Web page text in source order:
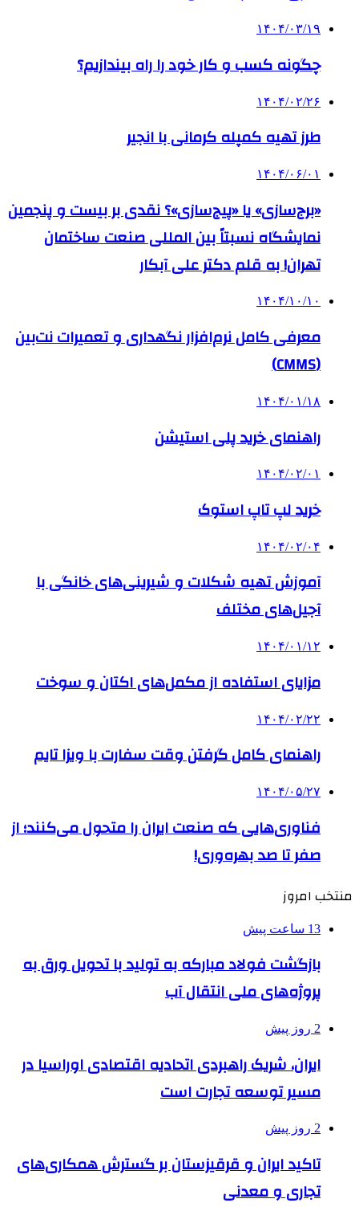
۱۴۰۴/۰۳/۱۹
چگونه کسب و کار خود را راه بیندازیم؟
۱۴۰۴/۰۲/۲۶
طرز تهیه کمپله کرمانی با انجیر
۱۴۰۴/۰۶/۰۱
«برج‌سازی» یا «پیج‌سازی»؟ نقدی بر بیست و پنجمین
نمایشگاه نسبتاً بین المللی صنعت ساختمان
تهران! به قلم دکتر علی آبکار
۱۴۰۴/۱۰/۱۰
معرفی کامل نرم‌افزار نگهداری و تعمیرات نت‌بین
(CMMS)
۱۴۰۴/۰۱/۱۸
راهنمای خرید پلی استیشن
۱۴۰۴/۰۲/۰۱
خرید لپ تاپ استوک
۱۴۰۴/۰۲/۰۴
آموزش تهیه شکلات و شیرینی‌های خانگی با
آجیل‌های مختلف
۱۴۰۴/۰۱/۱۲
مزایای استفاده از مکمل‌های اکتان و سوخت
۱۴۰۴/۰۲/۲۲
راهنمای کامل گرفتن وقت سفارت با ویزا تایم
۱۴۰۴/۰۵/۲۷
فناوری‌هایی که صنعت ایران را متحول می‌کنند؛ از
صفر تا صد بهره‌وری!
منتخب امروز
13 ساعت پیش
بازگشت فولاد مبارکه به تولید با تحویل ورق به
پروژه‌های ملی انتقال آب
2 روز پیش
ایران، شریک راهبردی اتحادیه اقتصادی اوراسیا در
مسیر توسعه تجارت است
2 روز پیش
تاکید ایران و قرقیزستان بر گسترش همکاری‌های
تجاری و معدنی